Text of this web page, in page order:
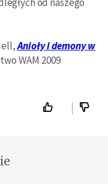
Anioły i demony w
WAM 2009